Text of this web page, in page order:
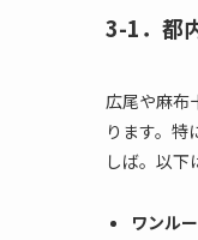
3-1．都
広尾や麻布
ります。
しば。以下
ワンル